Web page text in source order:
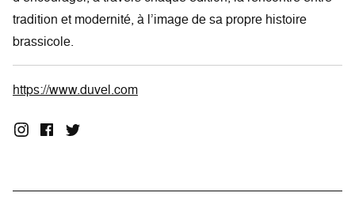
tradition et modernité, à l’image de sa propre histoire
brassicole.
https://www.duvel.com